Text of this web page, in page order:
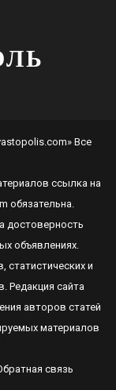
Все
ссылка на
обязательна.
достоверность
объявлениях.
статистических и
Редакция сайта
авторов статей
материалов
связь